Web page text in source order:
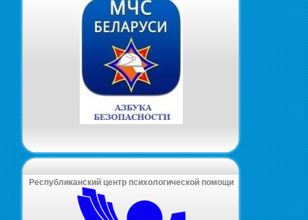
Республиканский центр психологической помощи